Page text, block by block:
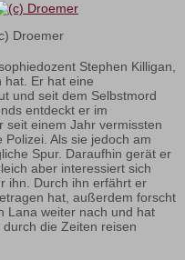
Droemer
Stephen Killigan,
hat. Er hat eine
und seit dem Selbstmord
entdeckt er im
seit einem Jahr vermissten
Als sie jedoch am
Spur. Daraufhin gerät er
aber interessiert sich
ihn. Durch ihn erfährt er
hat, außerdem forscht
Lana weiter nach und hat
die Zeiten reisen